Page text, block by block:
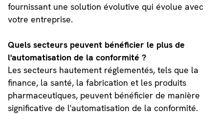
fournissant une solution évolutive qui évolue avec
votre entreprise.
Quels secteurs peuvent bénéficier le plus de
l'automatisation de la conformité ?
Les secteurs hautement réglementés, tels que la
finance, la santé, la fabrication et les produits
pharmaceutiques, peuvent bénéficier de manière
significative de l'automatisation de la conformité.